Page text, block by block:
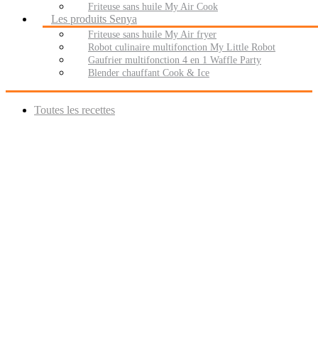
Friteuse sans huile My Air Cook
Les produits Senya
Friteuse sans huile My Air fryer
Robot culinaire multifonction My Little Robot
Gaufrier multifonction 4 en 1 Waffle Party
Blender chauffant Cook & Ice
Toutes les recettes